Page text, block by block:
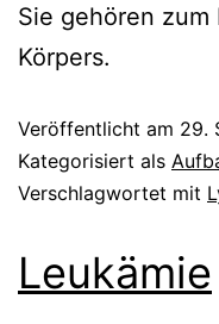
Sie gehören zum
Körpers.
Veröffentlicht am 29.
Kategorisiert als
Verschlagwortet mit
Leukämie